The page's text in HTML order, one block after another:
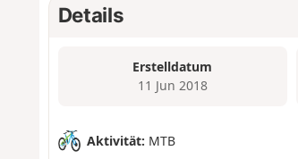
Details
Erstelldatum
11 Jun 2018
Aktivität: MTB